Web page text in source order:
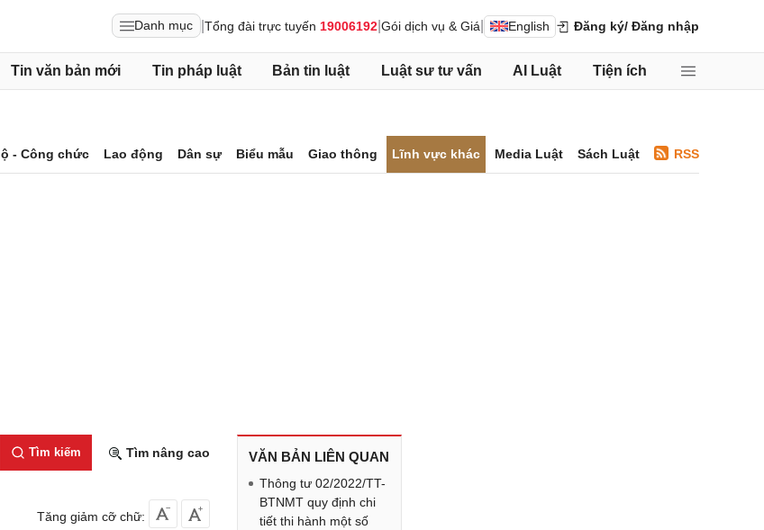
Danh mục Tổng đài trực tuyến 19006192 Gói dịch vụ & Giá English Đăng ký/ Đăng nhập
Tin văn bản mới Tin pháp luật Bản tin luật Luật sư tư vấn AI Luật Tiện ích
- Công chức Lao động Dân sự Biểu mẫu Giao thông Lĩnh vực khác Media Luật Sách Luật RSS
Tìm kiếm Tìm nâng cao
Tăng giảm cỡ chữ:
VĂN BẢN LIÊN QUAN
Thông tư 02/2022/TT-
BTNMT quy định chi
tiết thi hành một số